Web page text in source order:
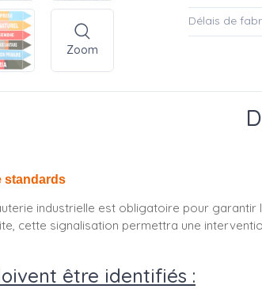
Zoom
Délais de
standards
industrielle est obligatoire pour
cette signalisation permettra une
être identifiés :